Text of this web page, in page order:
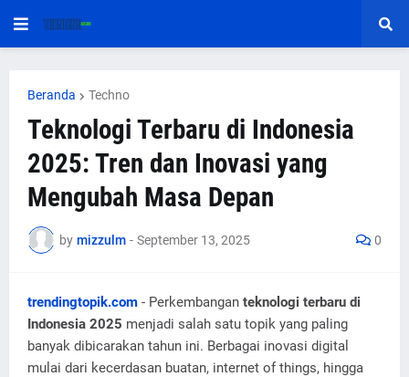
Beranda Techno
Teknologi Terbaru di Indonesia
2025: Tren dan Inovasi yang
Mengubah Masa Depan
by mizzulm - September 13, 2025 0
trendingtopik.com - Perkembangan teknologi terbaru di
Indonesia 2025 menjadi salah satu topik yang paling
banyak dibicarakan tahun ini. Berbagai inovasi digital
mulai dari kecerdasan buatan, internet of things, hingga